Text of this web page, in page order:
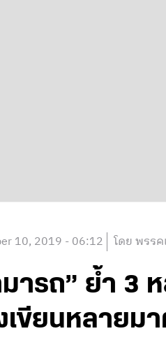
10, 2019 - 06:12 โดย พรรค
มารถ” ย้ำ 3
เขียนหลายม